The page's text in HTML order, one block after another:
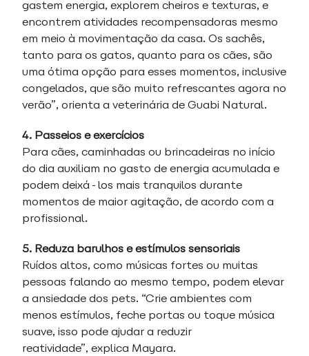
gastem energia, explorem cheiros e texturas, e
encontrem atividades recompensadoras mesmo
em meio à movimentação da casa. Os sachês,
tanto para os gatos, quanto para os cães, são
uma ótima opção para esses momentos, inclusive
congelados, que são muito refrescantes agora no
verão”, orienta a veterinária de Guabi Natural.
4. Passeios e exercícios
Para cães, caminhadas ou brincadeiras no início
do dia auxiliam no gasto de energia acumulada e
podem deixá-los mais tranquilos durante
momentos de maior agitação, de acordo com a
profissional.
5. Reduza barulhos e estímulos sensoriais
Ruídos altos, como músicas fortes ou muitas
pessoas falando ao mesmo tempo, podem elevar
a ansiedade dos pets. “Crie ambientes com
menos estímulos, feche portas ou toque música
suave, isso pode ajudar a reduzir
reatividade”, explica Mayara.